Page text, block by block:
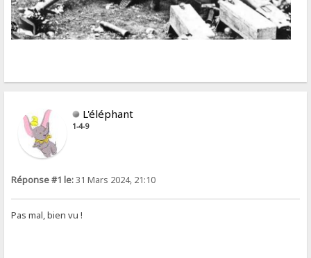
L'éléphant
1-4-9
Réponse #1 le:31 Mars 2024, 21:10
Pas mal, bien vu !